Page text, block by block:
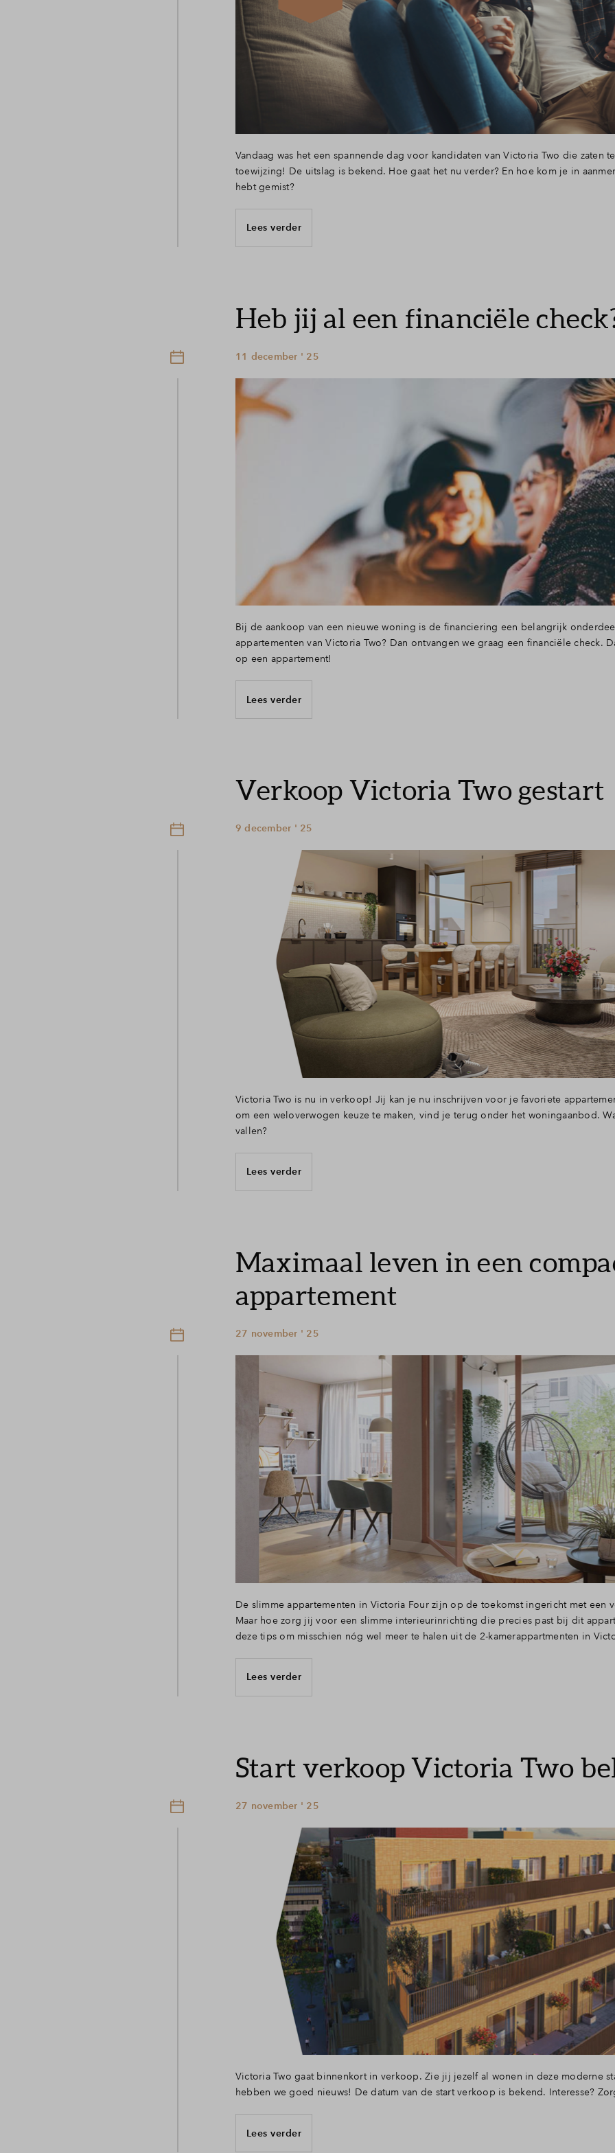
Veelgestelde vragen
Contact
Vandaag was het een spannende dag voor kandidaten van Victoria Two die zaten
toewijzing! De uitslag is bekend. Hoe gaat het nu verder? En hoe kom je in
hebt gemist?
Lees verder
Heb jij al een financiële
11 december ' 25
Bij de aankoop van een nieuwe woning is de financiering een belangrijk
appartementen van Victoria Two? Dan ontvangen we graag een financiële check.
op een appartement!
Lees verder
Verkoop Victoria Two gestart
9 december ' 25
Victoria Two is nu in verkoop! Jij kan je nu inschrijven voor je favoriete
om een weloverwogen keuze te maken, vind je terug onder het woningaanbod.
vallen?
Lees verder
Maximaal leven in een
appartement
27 november ' 25
De slimme appartementen in Victoria Four zijn op de toekomst ingericht met
Maar hoe zorg jij voor een slimme interieurinrichting die precies past bij dit
deze tips om misschien nóg wel meer te halen uit de 2-kamerappartmenten in
Lees verder
Start verkoop Victoria Two
27 november ' 25
Victoria Two gaat binnenkort in verkoop. Zie jij jezelf al wonen in deze moderne
hebben we goed nieuws! De datum van de start verkoop is bekend. Interesse?
Lees verder